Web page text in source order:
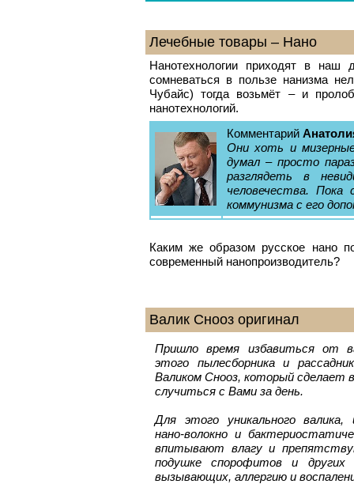
Лечебные товары – Нано
Нанотехнологии приходят в
сомневаться в пользе нанизма
Чубайс) тогда возьмёт – и
нанотехнологий.
Комментарий
Они хоть и
думал – просто
разглядеть в
человечества.
коммунизма с его
Каким же образом русское нано
современный нанопроизводитель?
Валик Снооз оригинал
Пришло время избавиться от
этого пылесборника и
Валиком Снооз, который
случиться с Вами за день.
Для этого уникального валика,
нано-волокно и
впитывают влагу и
подушке спорофитов и других
вызывающих, аллергию и